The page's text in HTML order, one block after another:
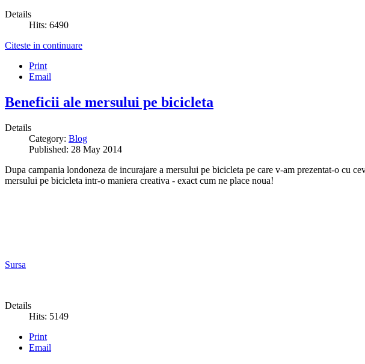
Details
Hits: 6490
Citeste in continuare
Print
Email
Beneficii ale mersului pe bicicleta
Details
Category: Blog
Published: 28 May 2014
Dupa campania londoneza de incurajare a mersului pe bicicleta pe care v-am prezentat-o cu
mersului pe bicicleta intr-o maniera creativa - exact cum ne place noua!
Sursa
Details
Hits: 5149
Print
Email